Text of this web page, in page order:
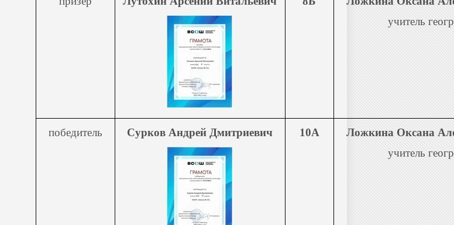
учитель
победитель Сурков Андрей Дмитриевич 10А
Ложкина Оксана
учитель